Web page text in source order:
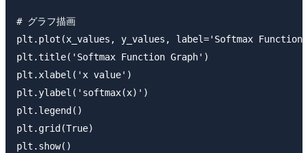
# グラフ描画
plt.plot(x_values, y_values, label='Softmax
plt.title('Softmax Function Graph')
plt.xlabel('x value')
plt.ylabel('softmax(x)')
plt.legend()
plt.grid(True)